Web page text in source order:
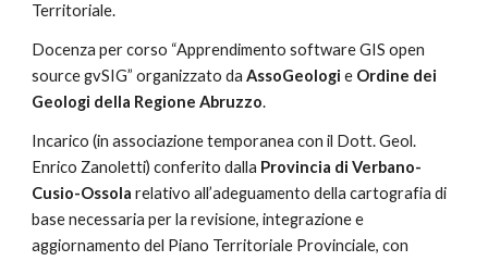
Territoriale.
Docenza per corso “Apprendimento software GIS open
source gvSIG” organizzato da AssoGeologi e Ordine dei
Geologi della Regione Abruzzo.
Incarico (in associazione temporanea con il Dott. Geol.
Enrico Zanoletti) conferito dalla Provincia di Verbano-
Cusio-Ossola relativo all’adeguamento della cartografia di
base necessaria per la revisione, integrazione e
aggiornamento del Piano Territoriale Provinciale, con